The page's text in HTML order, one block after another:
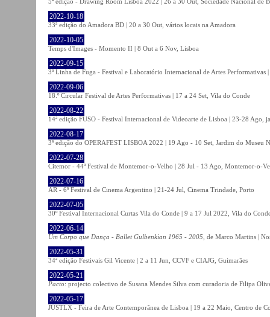
2022-10-18
33ª edição do Amadora BD | 20 a 30 Out, vários locais na Amadora
2022-10-05
Temps d'Images - Momento II | 8 Out a 6 Nov, Lisboa
2022-09-15
3º Linha de Fuga - Festival e Laboratório Internacional de Artes Performativas
2022-09-06
18.º Circular Festival de Artes Performativas | 17 a 24 Set, Vila do Conde
2022-08-22
14ª edição FUSO - Festival Internacional de Videoarte de Lisboa | 23-28 Ago,
2022-08-17
3ª edição do OPERAFEST LISBOA 2022 | 19 Ago - 10 Set, Jardim do Museu
2022-07-28
Citemor - 44º Festival de Montemor-o-Velho | 28 Jul - 13 Ago, Montemor-o-
2022-07-16
AR - 6ª Festival de Cinema Argentino | 21-24 Jul, Cinema Trindade, Porto
2022-07-05
30º Festival Internacional Curtas Vila do Conde | 9 a 17 Jul 2022, Vila do
2022-06-14
Um Corpo que Dança - Ballet Gulbenkian 1965 - 2005 , de Marco Martins |
2022-05-31
34ª edição Festivais Gil Vicente | 2 a 11 Jun, CCVF e CIAJG, Guimarães
2022-05-21
Pacto: projecto colectivo de Susana Mendes Silva com curadoria de Filipa
2022-05-17
JUSTLX - Feira de Arte Contemporânea de Lisboa | 19 a 22 Maio, Centro de